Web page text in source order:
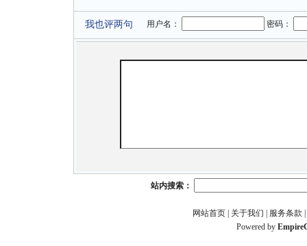
我也评两句 用户名： 密码：
站内搜索：
网站首页 关于我们 服务条款
Powered by